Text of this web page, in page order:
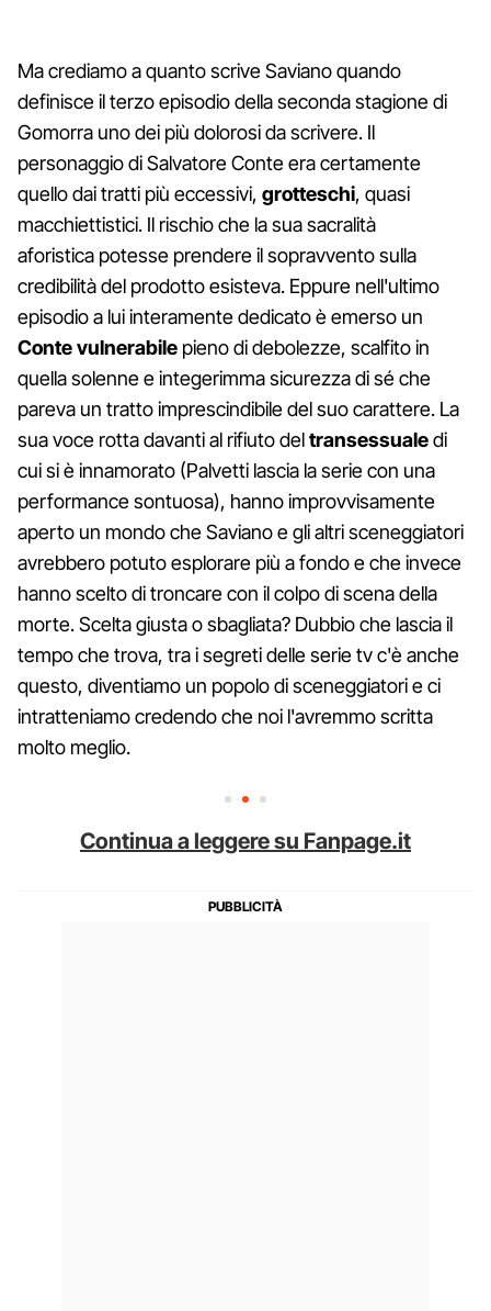
Ma crediamo a quanto scrive Saviano quando
definisce il terzo episodio della seconda stagione di
Gomorra uno dei più dolorosi da scrivere. Il
personaggio di Salvatore Conte era certamente
quello dai tratti più eccessivi, grotteschi, quasi
macchiettistici. Il rischio che la sua sacralità
aforistica potesse prendere il sopravvento sulla
credibilità del prodotto esisteva. Eppure nell'ultimo
episodio a lui interamente dedicato è emerso un
Conte vulnerabile pieno di debolezze, scalfito in
quella solenne e integerimma sicurezza di sé che
pareva un tratto imprescindibile del suo carattere. La
sua voce rotta davanti al rifiuto deltransessualedi
cui si è innamorato (Palvetti lascia la serie con una
performance sontuosa), hanno improvvisamente
aperto un mondo che Saviano e gli altri sceneggiatori
avrebbero potuto esplorare più a fondo e che invece
hanno scelto di troncare con il colpo di scena della
morte. Scelta giusta o sbagliata? Dubbio che lascia il
tempo che trova, tra i segreti delle serie tv c'è anche
questo, diventiamo un popolo di sceneggiatori e ci
intratteniamo credendo che noi l'avremmo scritta
molto meglio.
Continua a leggere su Fanpage.it